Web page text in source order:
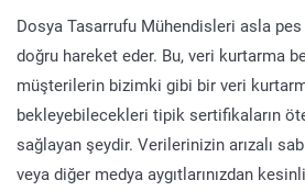
Dosya Tasarrufu Mühendisleri asla
doğru hareket eder. Bu, veri kurtarma
müşterilerin bizimki gibi bir veri
bekleyebilecekleri tipik sertifikaların
sağlayan şeydir. Verilerinizin arızalı
veya diğer medya aygıtlarınızdan